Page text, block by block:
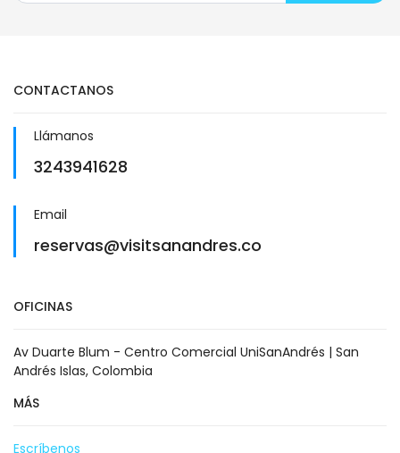
CONTACTANOS
Llámanos
3243941628
Email
reservas@visitsanandres.co
OFICINAS
Av Duarte Blum - Centro Comercial UniSanAndrés | San
Andrés Islas, Colombia
MÁS
Escríbenos